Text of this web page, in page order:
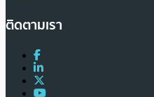
ติดตามเรา